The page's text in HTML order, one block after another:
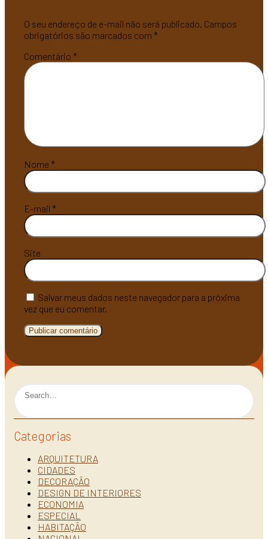
O seu endereço de e-mail não será publicado. Campos
obrigatórios são marcados com *
Comentário *
Nome *
E-mail *
Site
Salvar meus dados neste navegador para a próxima
vez que eu comentar.
Categorias
ARQUITETURA
CIDADES
DECORAÇÃO
DESIGN DE INTERIORES
ECONOMIA
ESPECIAL
HABITAÇÃO